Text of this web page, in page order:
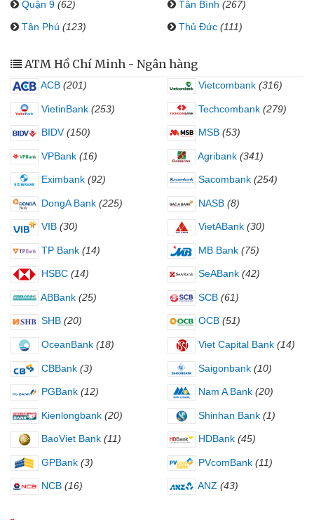
Quận 9 (62) Tân Bình (267)
Tân Phú (123) Thủ Đức (111)
ATM Hồ Chí Minh - Ngân hàng
ACB (201) Vietcombank (316)
VietinBank (253) Techcombank (279)
BIDV (150) MSB (53)
VPBank (16) Agribank (341)
Eximbank (92) Sacombank (254)
DongA Bank (225) NASB (8)
VIB (30) VietABank (30)
TP Bank (14) MB Bank (75)
HSBC (14) SeABank (42)
ABBank (25) SCB (61)
SHB (20) OCB (51)
OceanBank (18) Viet Capital Bank (14)
CBBank (3) Saigonbank (10)
PGBank (12) Nam A Bank (20)
Kienlongbank (20) Shinhan Bank (1)
BaoViet Bank (11) HDBank (45)
GPBank (3) PVcomBank (11)
NCB (16) ANZ (43)